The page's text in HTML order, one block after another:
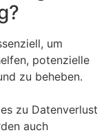
um
potenzielle
zu beheben.
zu Datenverlust
auch